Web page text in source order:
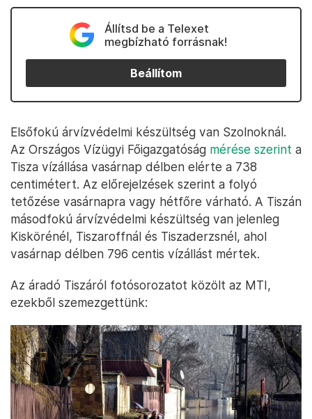
Állítsd be a Telexet
megbízható forrásnak!
Beállítom
Elsőfokú árvízvédelmi készültség van Szolnoknál.
Az Országos Vízügyi Főigazgatóság mérése szerint a
Tisza vízállása vasárnap délben elérte a 738
centimétert. Az előrejelzések szerint a folyó
tetőzése vasárnapra vagy hétfőre várható. A Tiszán
másodfokú árvízvédelmi készültség van jelenleg
Kiskörénél, Tiszaroffnál és Tiszaderzsnél, ahol
vasárnap délben 796 centis vízállást mértek.
Az áradó Tiszáról fotósorozatot közölt az MTI,
ezekből szemezgettünk: